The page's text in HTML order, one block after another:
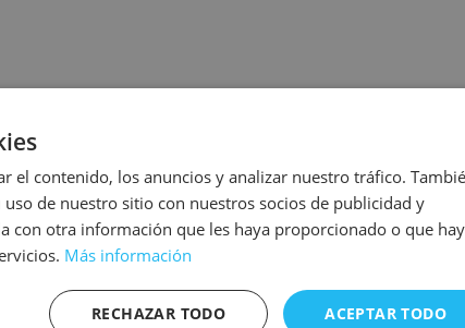
VOUS ?
el contenido, los anuncios y analizar nuestro tráfico.
de nuestro sitio con nuestros socios de publicidad y
con otra información que les haya proporcionado o que
Más información
ACEPTAR TODO
RECHAZAR TODO